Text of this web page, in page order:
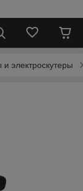
электроскутеры